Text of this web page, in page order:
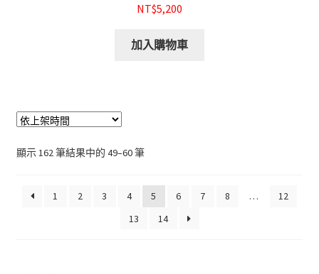
NT$5,200
加入購物車
顯示 162 筆結果中的 49–60 筆
1 2 3 4 5 6 7 8 …
12
13
14